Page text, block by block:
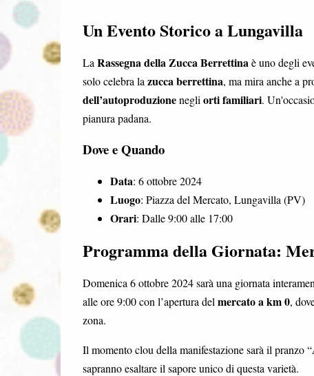
Un Evento Storico a Lungavilla
La Rassegna della Zucca Berrettina è uno degli
solo celebra la zucca berrettina, ma mira anche a
dell’autoproduzionenegli orti familiari.
pianura padana.
Dove e Quando
Data: 6 ottobre 2024
Luogo: Piazza del Mercato, Lungavilla (PV)
Orari: Dalle 9:00 alle 17:00
Programma della Giornata:
Domenica 6 ottobre 2024 sarà una giornata
alle ore 9:00 con l’apertura del mercato a km 0,
zona.
Il momento clou della manifestazione sarà il pranzo “
sapranno esaltare il sapore unico di questa varietà.